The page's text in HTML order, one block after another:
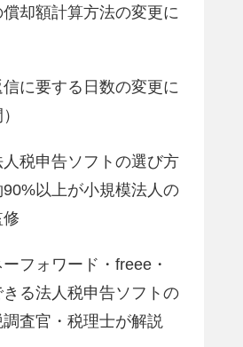
却額計算方法の変更に
に要する日数の変更に
税申告ソフトの選び方
90%以上が小規模法人の
フォワード・freee・
る法人税申告ソフトの
査官・税理士が解説